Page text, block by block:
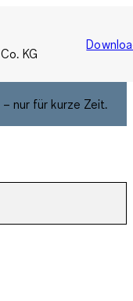
KG
nur für kurze Zeit.